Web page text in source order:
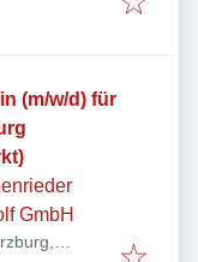
(m/w/d) für
GmbH